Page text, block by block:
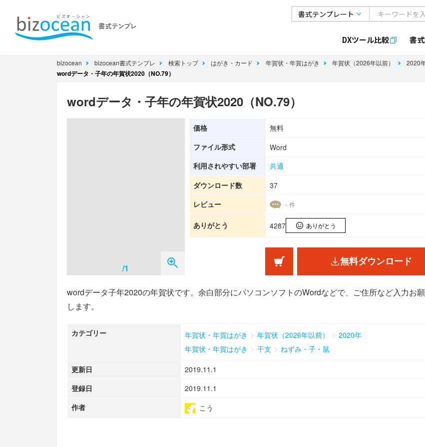
DXツール比較 書式
bizocean bizocean書式テンプレ 検索トップ はがき・カード 年賀状・年賀はがき 年賀状（2026年以前） 2020
wordデータ・子年の年賀状2020（NO.79）
wordデータ・子年の年賀状2020（NO.79）
/1
価格
無料
ファイル形式
Word
利用されやすい部署
共通
ダウンロード数
37
レビュー
- 件
ありがとう 4287 ありがとう
無料ダウンロード
wordデータ子年2020の年賀状です。余白部分にパソコンソフトのWordなどで、ご住所など入力お
します。
カテゴリー 年賀状・年賀はがき > 年賀状（2026年以前） > 2020年
年賀状・年賀はがき > 干支 > ねずみ・子・鼠
更新日
2019.11.1
登録日
2019.11.1
作者
こう